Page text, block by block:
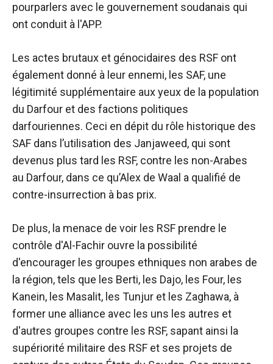
pourparlers avec le gouvernement soudanais qui
ont conduit à l'APP.
Les actes brutaux et génocidaires des RSF ont
également donné à leur ennemi, les SAF, une
légitimité supplémentaire aux yeux de la population
du Darfour et des factions politiques
darfouriennes. Ceci en dépit du rôle historique des
SAF dans l’utilisation des Janjaweed, qui sont
devenus plus tard les RSF, contre les non-Arabes
au Darfour, dans ce qu’Alex de Waal a qualifié de
contre-insurrection à bas prix.
De plus, la menace de voir les RSF prendre le
contrôle d'Al-Fachir ouvre la possibilité
d'encourager les groupes ethniques non arabes de
la région, tels que les Berti, les Dajo, les Four, les
Kanein, les Masalit, les Tunjur et les Zaghawa, à
former une alliance avec les uns les autres et
d'autres groupes contre les RSF, sapant ainsi la
supériorité militaire des RSF et ses projets de